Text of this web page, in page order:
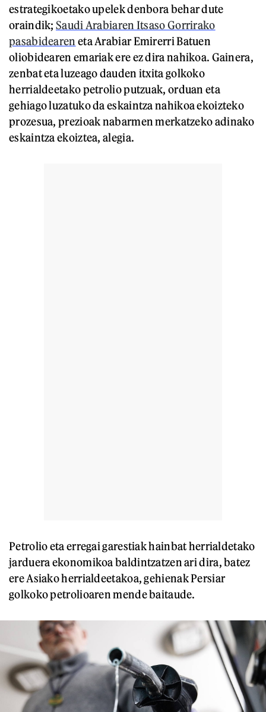
estrategikoetako upelek denbora behar dute
oraindik;Saudi Arabiaren Itsaso Gorrirako
pasabidearen eta Arabiar Emirerri Batuen
oliobidearen emariak ere ez dira nahikoa. Gainera,
zenbat eta luzeago dauden itxita golkoko
herrialdeetako petrolio putzuak, orduan eta
gehiago luzatuko da eskaintza nahikoa ekoizteko
prozesua, prezioak nabarmen merkatzeko adinako
eskaintza ekoiztea, alegia.
Petrolio eta erregai garestiak hainbat herrialdetako
jarduera ekonomikoa baldintzatzen ari dira, batez
ere Asiako herrialdeetakoa, gehienak Persiar
golkoko petrolioaren mende baitaude.